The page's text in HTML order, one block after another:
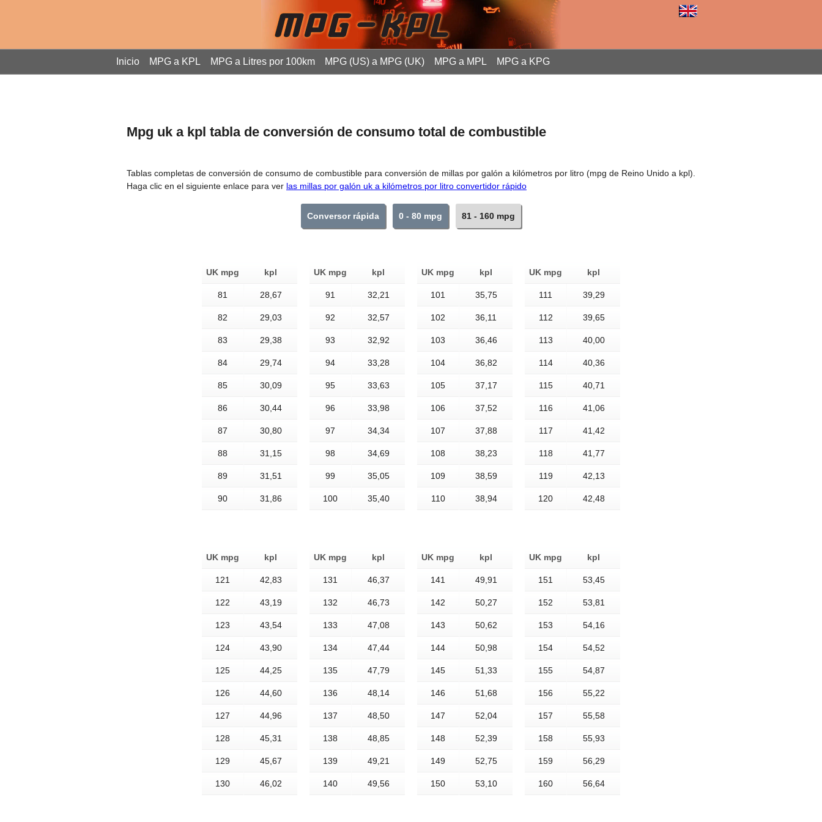
Inicio MPG a KPL MPG a Litres por 100km MPG (US) a MPG (UK) MPG a MPL MPG a KPG
Mpg uk a kpl tabla de conversión de consumo total de combustible
Tablas completas de conversión de consumo de combustible para conversión de millas por galón a kilómetros por litro (mpg de Reino Unido a kpl).
Haga clic en el siguiente enlace para ver las millas por galón uk a kilómetros por litro convertidor rápido
Conversor rápida 0 - 80 mpg 81 - 160 mpg
UK mpg kpl
81 28,67
82 29,03
83 29,38
84 29,74
85 30,09
86 30,44
87 30,80
88 31,15
89 31,51
90 31,86
UK mpg kpl
91 32,21
92 32,57
93 32,92
94 33,28
95 33,63
96 33,98
97 34,34
98 34,69
99 35,05
100 35,40
UK mpg kpl
101 35,75
102 36,11
103 36,46
104 36,82
105 37,17
106 37,52
107 37,88
108 38,23
109 38,59
110 38,94
UK mpg kpl
111 39,29
112 39,65
113 40,00
114 40,36
115 40,71
116 41,06
117 41,42
118 41,77
119 42,13
120 42,48
UK mpg kpl
121 42,83
122 43,19
123 43,54
124 43,90
125 44,25
126 44,60
127 44,96
128 45,31
129 45,67
130 46,02
UK mpg kpl
131 46,37
132 46,73
133 47,08
134 47,44
135 47,79
136 48,14
137 48,50
138 48,85
139 49,21
140 49,56
UK mpg kpl
141 49,91
142 50,27
143 50,62
144 50,98
145 51,33
146 51,68
147 52,04
148 52,39
149 52,75
150 53,10
UK mpg kpl
151 53,45
152 53,81
153 54,16
154 54,52
155 54,87
156 55,22
157 55,58
158 55,93
159 56,29
160 56,64